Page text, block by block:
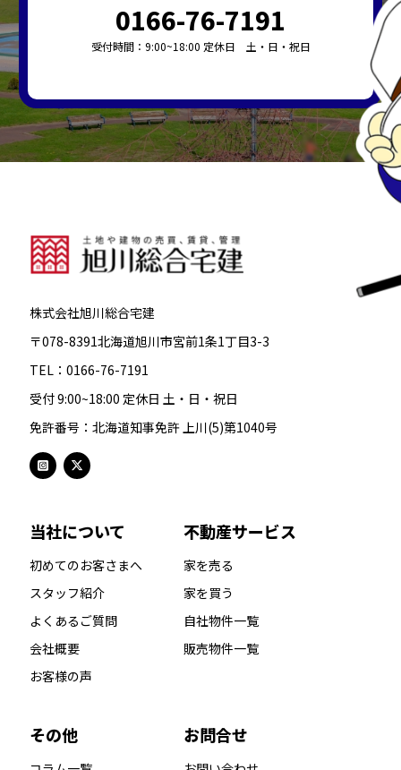
0166-76-7191
受付時間：9:00~18:00 定休日 土・日・祝日
株式会社旭川総合宅建
〒078-8391北海道旭川市宮前1条1丁目3-3
TEL：0166-76-7191
受付 9:00~18:00 定休日 土・日・祝日
免許番号：北海道知事免許 上川(5)第1040号
当社について
初めてのお客さまへ
スタッフ紹介
よくあるご質問
会社概要
お客様の声
不動産サービス
家を売る
家を買う
自社物件一覧
販売物件一覧
その他 お問合せ